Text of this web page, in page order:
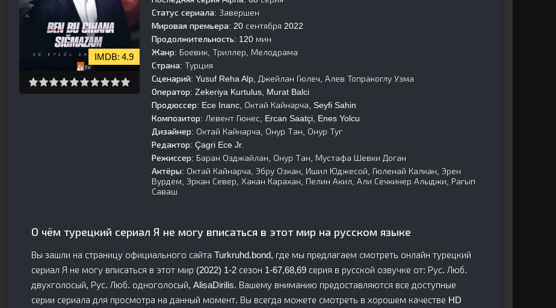
4.9
Статус сериала: Завершен
Мировая премьера: 20 сентября 2022
Продолжительность: 120 мин
Жанр: Боевик, Триллер, Мелодрама
Страна: Турция
Сценарий: Yusuf Reha Alp, Джейлан Гюлеч, Алев Топракоглу Узма
Оператор: Zekeriya Kurtulus, Murat Balci
Продюссер: Ece Inanc, Октай Кайнарча, Seyfi Sahin
Композитор: Левент Гюнес, Ercan Saatçi, Enes Yolcu
Дизайнер: Октай Кайнарча, Онур Тан, Онур Туг
Редактор: Çagri Ece Jr.
Режиссер: Баран Озджайлан, Онур Тан, Мустафа Шевки Доган
Актёры: Октай Кайнарча, Эбру Озкан, Ишил Юджесой, Гюленай Калкан, Эрен
Вурдем, Эркан Север, Хакан Карахан, Пелин Акил, Али Сечкинер Алыджи, Рагып
Саваш
О чём турецкий сериал Я не могу вписаться в этот мир на русском языке
Вы зашли на страницу официального сайта Turkruhd.bond, где мы предлагаем смотреть онлайн турецкий
сериал Я не могу вписаться в этот мир (2022) 1-2 сезон 1-67,68,69 серия в русской озвучке от: Рус. Люб.
двухголосый, Рус. Люб. одноголосый, AlisaDirilis. Вашему вниманию предоставляются все доступные
серии сериала для просмотра на данный момент. Вы всегда можете смотреть в хорошем качестве HD